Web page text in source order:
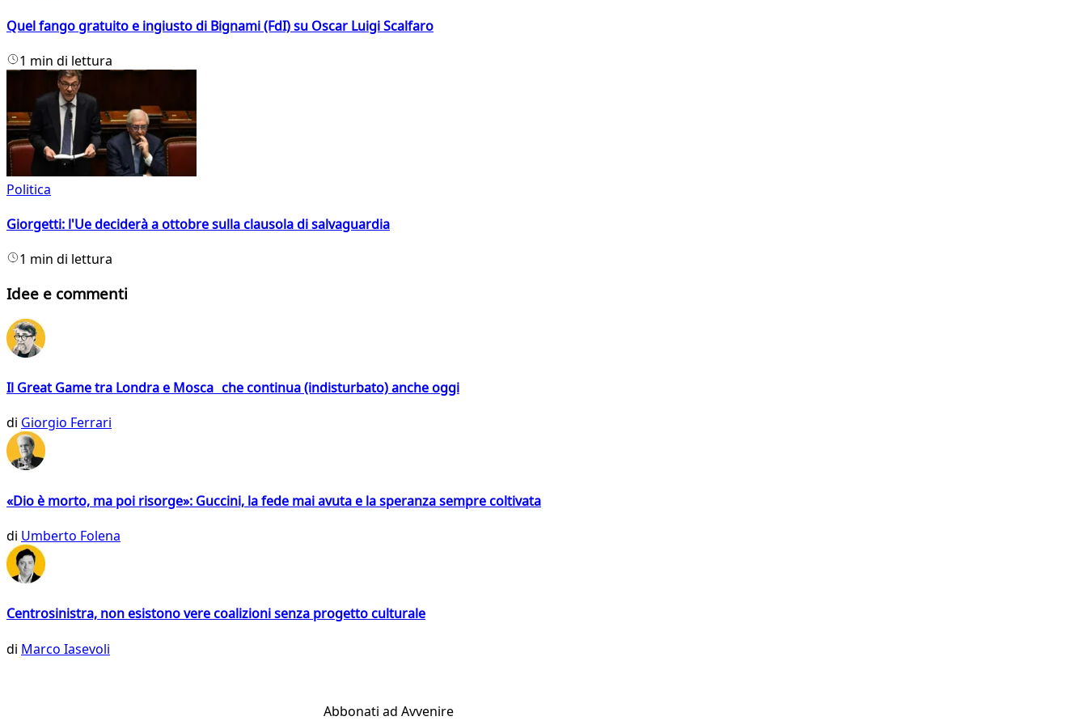
Quel fango gratuito e ingiusto di Bignami (FdI) su Oscar Luigi Scalfaro
1 min di lettura
Politica
Giorgetti: l'Ue deciderà a ottobre sulla clausola di salvaguardia
1 min di lettura
Idee e commenti
Il Great Game tra Londra e Mosca che continua (indisturbato) anche oggi
di Giorgio Ferrari
«Dio è morto, ma poi risorge»: Guccini, la fede mai avuta e la speranza sempre coltivata
di Umberto Folena
Centrosinistra, non esistono vere coalizioni senza progetto culturale
di Marco Iasevoli
Abbonati ad Avvenire